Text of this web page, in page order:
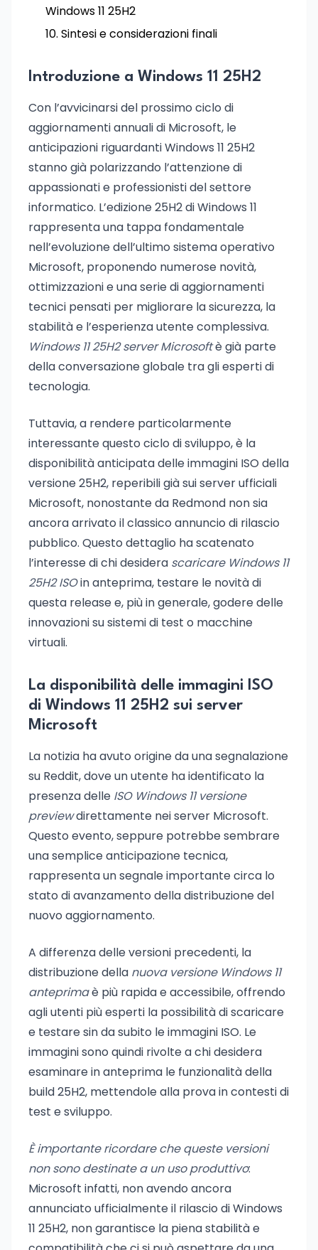
Windows 11 25H2
Sintesi e considerazioni finali
Introduzione a Windows 11 25H2
Con l’avvicinarsi del prossimo ciclo di
aggiornamenti annuali di Microsoft, le
anticipazioni riguardanti Windows 11 25H2
stanno già polarizzando l’attenzione di
appassionati e professionisti del settore
informatico. L’edizione 25H2 di Windows 11
rappresenta una tappa fondamentale
nell’evoluzione dell’ultimo sistema operativo
Microsoft, proponendo numerose novità,
ottimizzazioni e una serie di aggiornamenti
tecnici pensati per migliorare la sicurezza, la
stabilità e l’esperienza utente complessiva.
Windows 11 25H2 server Microsoftè già parte
della conversazione globale tra gli esperti di
tecnologia.
Tuttavia, a rendere particolarmente
interessante questo ciclo di sviluppo, è la
disponibilità anticipata delle immagini ISO della
versione 25H2, reperibili già sui server ufficiali
Microsoft, nonostante da Redmond non sia
ancora arrivato il classico annuncio di rilascio
pubblico. Questo dettaglio ha scatenato
l’interesse di chi desidera scaricare Windows 11
25H2 ISOin anteprima, testare le novità di
questa release e, più in generale, godere delle
innovazioni su sistemi di test o macchine
virtuali.
La disponibilità delle immagini ISO
di Windows 11 25H2 sui server
Microsoft
La notizia ha avuto origine da una segnalazione
su Reddit, dove un utente ha identificato la
presenza delle ISO Windows 11 versione
previewdirettamente nei server Microsoft.
Questo evento, seppure potrebbe sembrare
una semplice anticipazione tecnica,
rappresenta un segnale importante circa lo
stato di avanzamento della distribuzione del
nuovo aggiornamento.
A differenza delle versioni precedenti, la
distribuzione della nuova versione Windows 11
anteprimaè più rapida e accessibile, offrendo
agli utenti più esperti la possibilità di scaricare
e testare sin da subito le immagini ISO. Le
immagini sono quindi rivolte a chi desidera
esaminare in anteprima le funzionalità della
build 25H2, mettendole alla prova in contesti di
test e sviluppo.
È importante ricordare che queste versioni
non sono destinate a un uso produttivo:
Microsoft infatti, non avendo ancora
annunciato ufficialmente il rilascio di Windows
11 25H2, non garantisce la piena stabilità e